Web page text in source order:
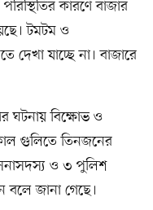
কারণে বাজার
টমটম ও
যাচ্ছে না। বাজারে
ঘটনায় বিক্ষোভ ও
গুলিতে তিনজনের
ও ৩ পুলিশ
জানা গেছে।